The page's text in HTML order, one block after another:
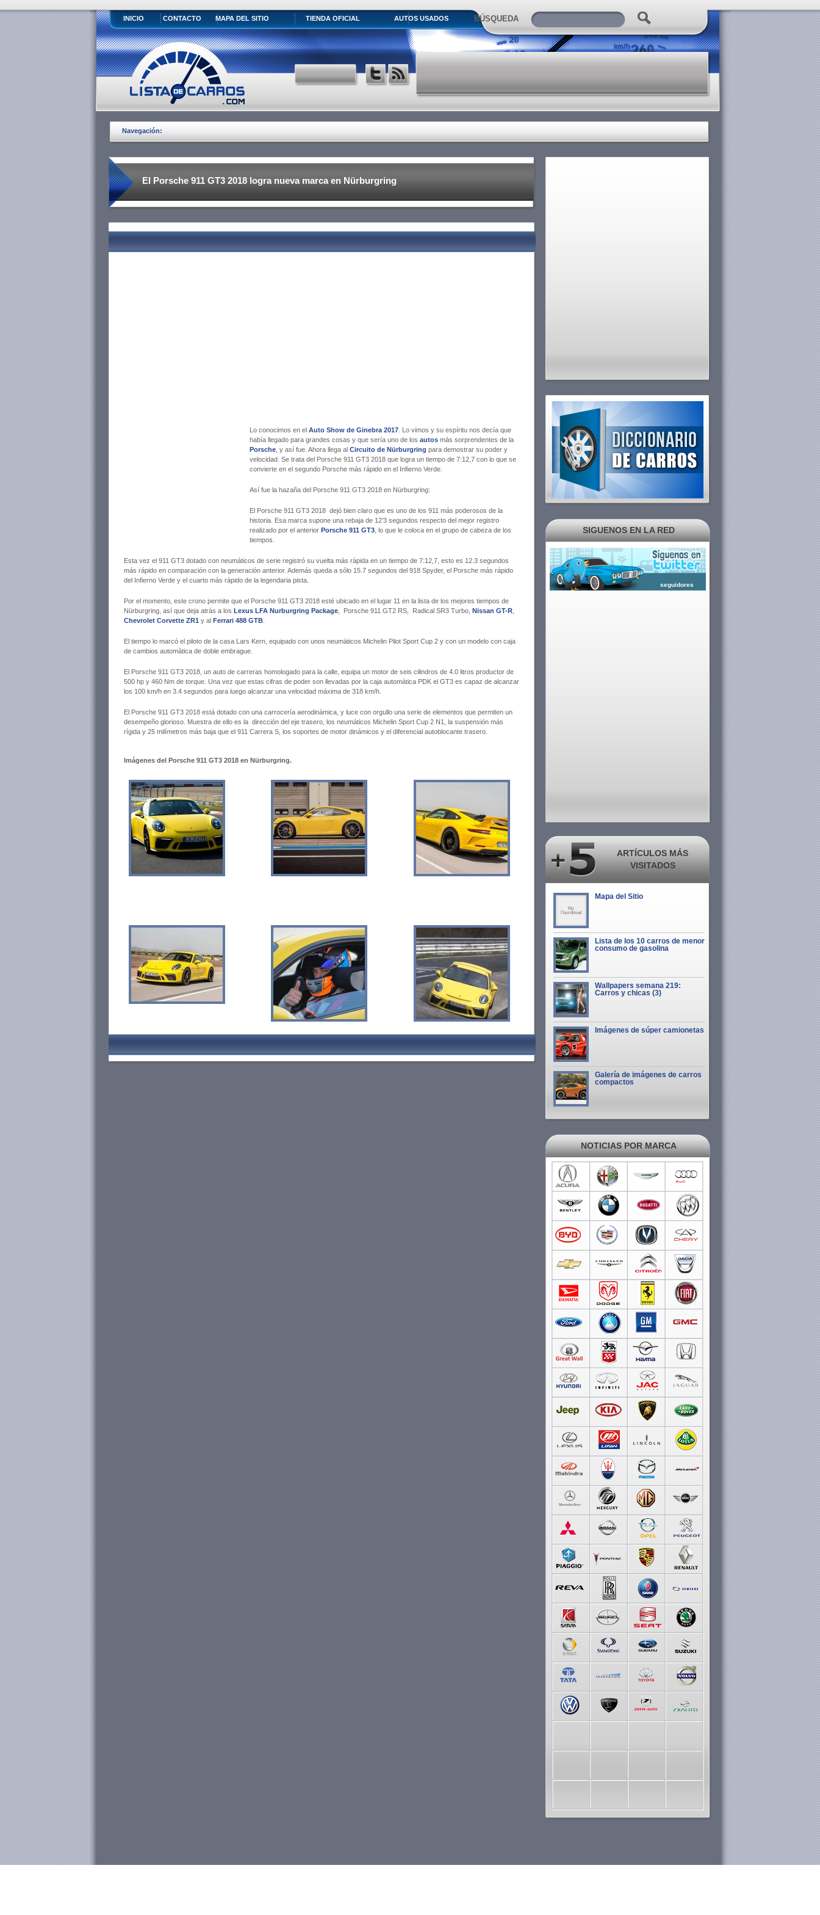
INICIO CONTACTO MAPA DEL SITIO TIENDA OFICIAL AUTOS USADOS BÚSQUEDA
Navegación:
El Porsche 911 GT3 2018 logra nueva marca en Nürburgring
Lo conocimos en el Auto Show de Ginebra 2017 . Lo vimos y su espíritu nos decía que
había llegado para grandes cosas y que sería uno de los autos más sorprendentes de la
Porsche , y así fue. Ahora llega al Circuito de Nürburgring para demostrar su poder y
velocidad. Se trata del Porsche 911 GT3 2018 que logra un tiempo de 7:12,7 con lo que se
convierte en el segundo Porsche más rápido en el Infierno Verde.
Así fue la hazaña del Porsche 911 GT3 2018 en Nürburgring:
El Porsche 911 GT3 2018 dejó bien claro que es uno de los 911 más poderosos de la
historia. Esa marca supone una rebaja de 12’3 segundos respecto del mejor registro
realizado por el anterior Porsche 911 GT3 , lo que le coloca en el grupo de cabeza de los
tiempos.
Esta vez el 911 GT3 dotado con neumáticos de serie registró su vuelta más rápida en un tiempo de 7:12,7, esto es 12.3 segundos
más rápido en comparación con la generación anterior. Además queda a sólo 15.7 segundos del 918 Spyder, el Porsche más rápido
del Infierno Verde y el cuarto más rápido de la legendaria pista.
Por el momento, este crono permite que el Porsche 911 GT3 2018 esté ubicado en el lugar 11 en la lista de los mejores tiempos de
Nürburgring, así que deja atrás a los Lexus LFA Nurburgring Package , Porsche 911 GT2 RS, Radical SR3 Turbo, Nissan GT-R
Chevrolet Corvette ZR1 y al Ferrari 488 GTB
El tiempo lo marcó el piloto de la casa Lars Kern, equipado con unos neumáticos Michelin Pilot Sport Cup 2 y con un modelo con caja
de cambios automática de doble embrague.
El Porsche 911 GT3 2018, un auto de carreras homologado para la calle, equipa un motor de seis cilindros de 4.0 litros productor de
500 hp y 460 Nm de torque. Una vez que estas cifras de poder son llevadas por la caja automática PDK el GT3 es capaz de alcanzar
los 100 km/h en 3.4 segundos para luego alcanzar una velocidad máxima de 318 km/h.
El Porsche 911 GT3 2018 está dotado con una carrocería aerodinámica, y luce con orgullo una serie de elementos que permiten un
desempeño glorioso. Muestra de ello es la dirección del eje trasero, los neumáticos Michelin Sport Cup 2 N1, la suspensión más
rígida y 25 milímetros más baja que el 911 Carrera S, los soportes de motor dinámicos y el diferencial autoblocante trasero.
Imágenes del Porsche 911 GT3 2018 en Nürburgring.
SIGUENOS EN LA RED
seguidores
ARTÍCULOS MÁS
VISITADOS
Mapa del Sitio
Lista de los 10 carros de menor
consumo de gasolina
Wallpapers semana 219:
Carros y chicas (3)
Imágenes de súper camionetas
Galería de imágenes de carros
compactos
NOTICIAS POR MARCA